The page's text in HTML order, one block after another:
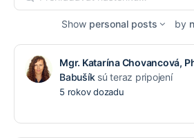
nástenku…
Show personal posts by
Mgr. Katarína Chovancová,
Babušíksú teraz pripojení
5 rokov dozadu